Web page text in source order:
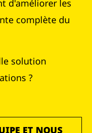
d'améliorer les
complète du
solution
?
ET NOUS